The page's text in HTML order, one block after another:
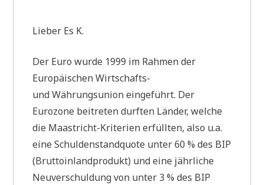
Lieber Es K.
Der Euro wurde 1999 im Rahmen der
Europäischen Wirtschafts-
und Währungsunion eingeführt. Der
Eurozone beitreten durften Länder, welche
die Maastricht-Kriterien erfüllten, also u.a.
eine Schuldenstandquote unter 60 % des BIP
(Bruttoinlandprodukt) und eine jährliche
Neuverschuldung von unter 3 % des BIP